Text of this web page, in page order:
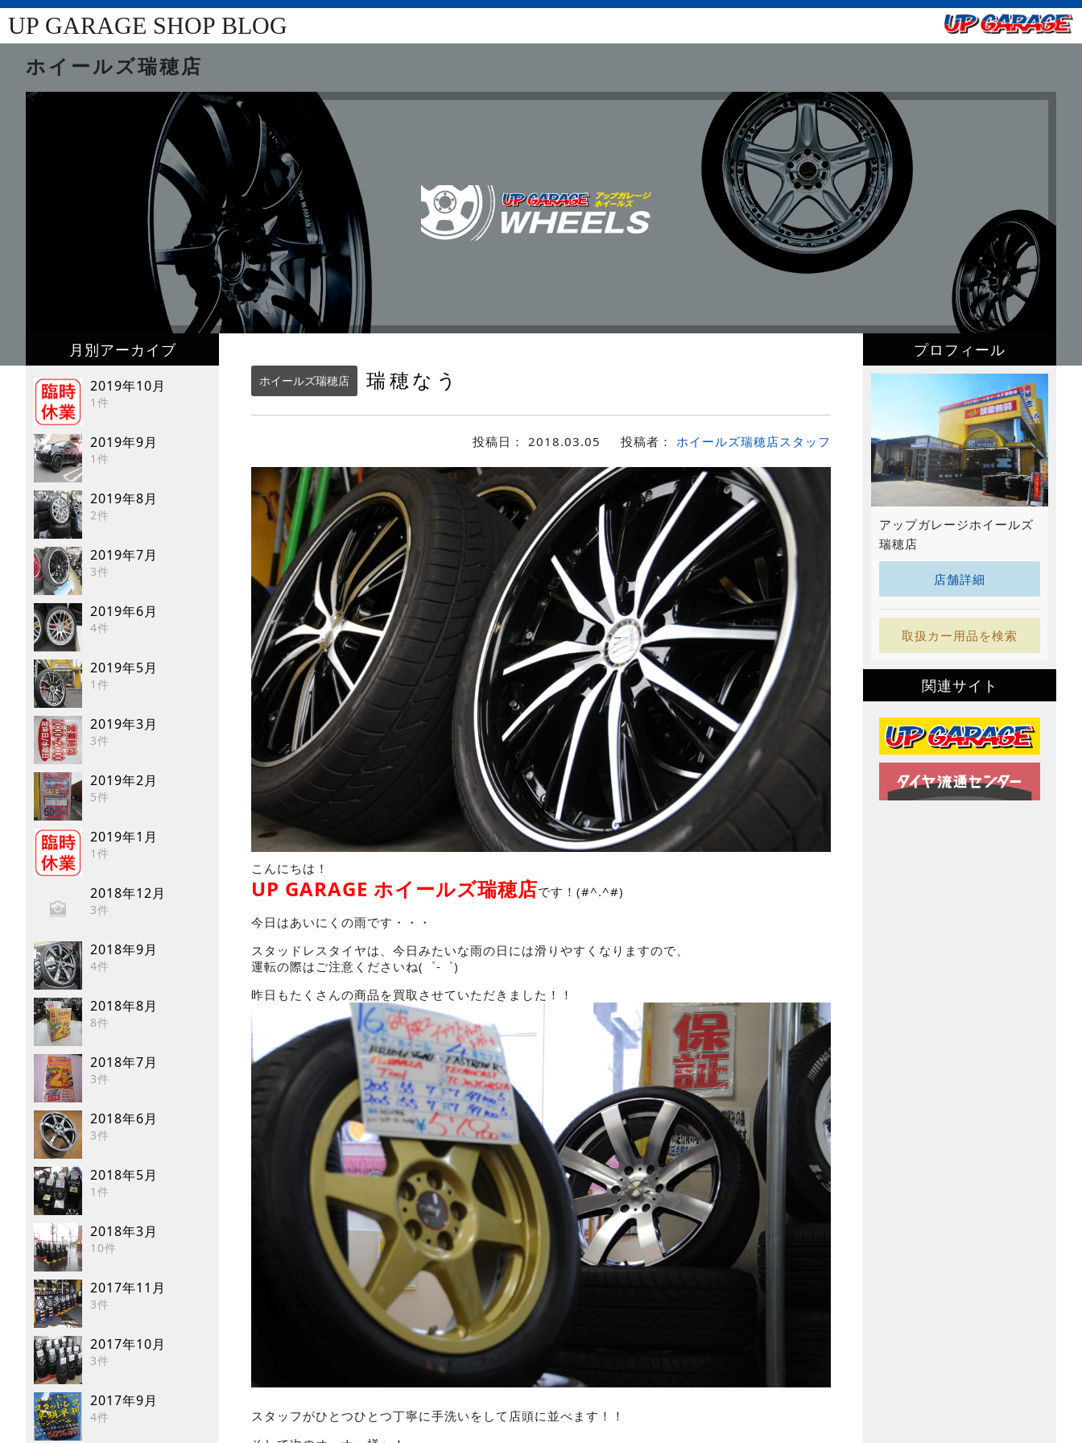
UP GARAGE SHOP BLOG
ホイールズ瑞穂店
月別アーカイブ
2019年10月
1件
2019年9月
1件
2019年8月
2件
2019年7月
3件
2019年6月
4件
2019年5月
1件
2019年3月
3件
2019年2月
5件
2019年1月
1件
2018年12月
3件
2018年9月
4件
2018年8月
8件
2018年7月
3件
2018年6月
3件
2018年5月
1件
2018年3月
10件
2017年11月
3件
2017年10月
3件
2017年9月
4件
ホイールズ瑞穂店 瑞穂なう
投稿日： 2018.03.05 投稿者： ホイールズ瑞穂店スタッフ
こんにちは！
UP GARAGE ホイールズ瑞穂店です！(#^.^#)
今日はあいにくの雨です・・・
スタッドレスタイヤは、今日みたいな雨の日には滑りやすくなりますので、
運転の際はご注意くださいね(゜-゜)
昨日もたくさんの商品を買取させていただきました！！
スタッフがひとつひとつ丁寧に手洗いをして店頭に並べます！！
プロフィール
アップガレージホイールズ
瑞穂店
店舗詳細
取扱カー用品を検索
関連サイト